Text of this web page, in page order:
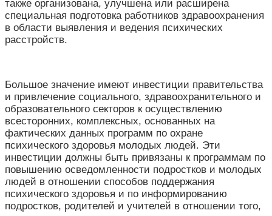
также организована, улучшена или расширена
специальная подготовка работников здравоохранения
в области выявления и ведения психических
расстройств.
Большое значение имеют инвестиции правительства
и привлечение социального, здравоохранительного и
образовательного секторов к осуществлению
всесторонних, комплексных, основанных на
фактических данных программ по охране
психического здоровья молодых людей. Эти
инвестиции должны быть привязаны к программам по
повышению осведомленности подростков и молодых
людей в отношении способов поддержания
психического здоровья и по информированию
подростков, родителей и учителей в отношении того,